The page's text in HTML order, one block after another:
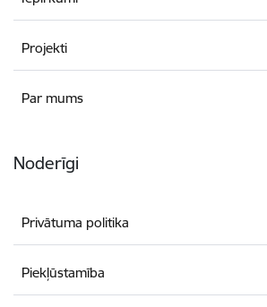
Projekti
Par mums
Noderīgi
Privātuma politika
Piekļūstamība